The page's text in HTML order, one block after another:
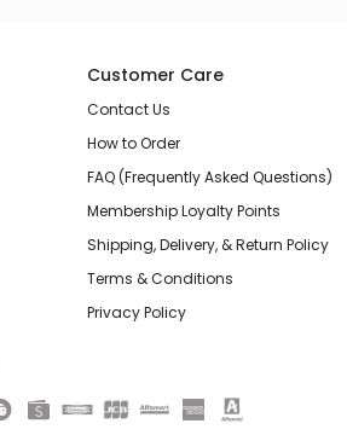
Customer Care
Contact Us
How to Order
FAQ (Frequently Asked Questions)
Membership Loyalty Points
Shipping, Delivery, & Return Policy
Terms & Conditions
Privacy Policy